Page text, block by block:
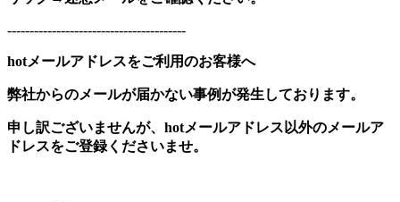
----------------------------------------
hotメールアドレスをご利用のお客様へ
弊社からのメールが届かない事例が発生しております。
申し訳ございませんが、hotメールアドレス以外のメールア
ドレスをご登録くださいませ。